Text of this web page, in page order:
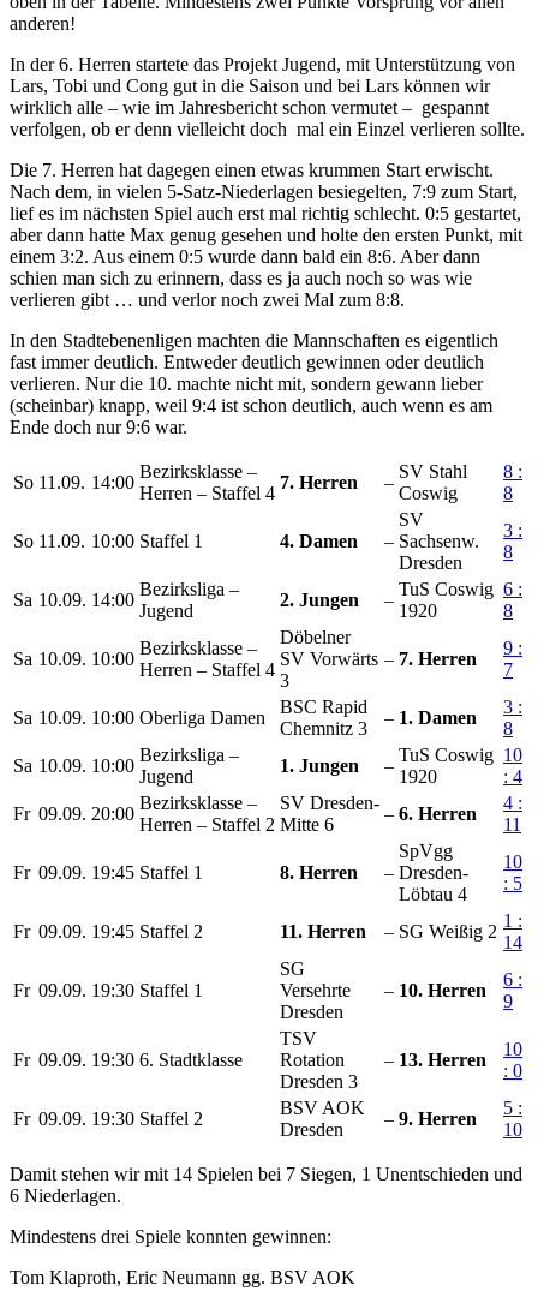
anderen!
In der 6. Herren startete das Projekt Jugend, mit Unterstützung von
Lars, Tobi und Cong gut in die Saison und bei Lars können wir
wirklich alle – wie im Jahresbericht schon vermutet – gespannt
verfolgen, ob er denn vielleicht doch mal ein Einzel verlieren sollte.
Die 7. Herren hat dagegen einen etwas krummen Start erwischt.
Nach dem, in vielen 5-Satz-Niederlagen besiegelten, 7:9 zum Start,
lief es im nächsten Spiel auch erst mal richtig schlecht. 0:5 gestartet,
aber dann hatte Max genug gesehen und holte den ersten Punkt, mit
einem 3:2. Aus einem 0:5 wurde dann bald ein 8:6. Aber dann
schien man sich zu erinnern, dass es ja auch noch so was wie
verlieren gibt … und verlor noch zwei Mal zum 8:8.
In den Stadtebenenligen machten die Mannschaften es eigentlich
fast immer deutlich. Entweder deutlich gewinnen oder deutlich
verlieren. Nur die 10. machte nicht mit, sondern gewann lieber
(scheinbar) knapp, weil 9:4 ist schon deutlich, auch wenn es am
Ende doch nur 9:6 war.
So 11.09. 14:00
Bezirksklasse –
Herren – Staffel 4
7. Herren –
SV Stahl
Coswig
8 :
8
So 11.09. 10:00 Staffel 1 4. Damen –
SV
Sachsenw.
Dresden
3 :
8
Sa 10.09. 14:00
Bezirksliga –
Jugend
2. Jungen –
TuS Coswig
1920
6 :
8
Sa 10.09. 10:00
Bezirksklasse –
Herren – Staffel 4
Döbelner
SV Vorwärts
3
– 7. Herren
9 :
7
Sa 10.09. 10:00 Oberliga Damen
BSC Rapid
Chemnitz 3
– 1. Damen
3 :
8
Sa 10.09. 10:00
Bezirksliga –
Jugend
1. Jungen –
TuS Coswig
1920
10
: 4
Fr 09.09. 20:00
Bezirksklasse –
Herren – Staffel 2
SV Dresden-
Mitte 6
– 6. Herren
4 :
11
Fr 09.09. 19:45 Staffel 1 8. Herren –
SpVgg
Dresden-
Löbtau 4
10
: 5
Fr 09.09. 19:45 Staffel 2 11. Herren – SG Weißig 2
1 :
14
Fr 09.09. 19:30 Staffel 1
SG
Versehrte
Dresden
– 10. Herren
6 :
9
Fr 09.09. 19:30 6. Stadtklasse
TSV
Rotation
Dresden 3
– 13. Herren
10
: 0
Fr 09.09. 19:30 Staffel 2
BSV AOK
Dresden
– 9. Herren
5 :
10
Damit stehen wir mit 14 Spielen bei 7 Siegen, 1 Unentschieden und
6 Niederlagen.
Mindestens drei Spiele konnten gewinnen:
Tom Klaproth, Eric Neumann gg. BSV AOK